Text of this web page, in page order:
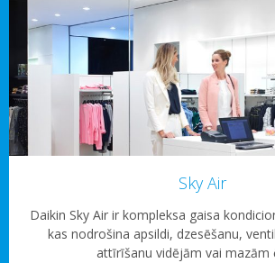
Sky Air
Daikin Sky Air ir kompleksa gaisa
kas nodrošina apsildi, dzesēšanu,
attīrīšanu vidējām vai mazām